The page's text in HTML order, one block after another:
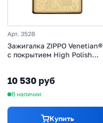
Арт. 352B
Зажигалка ZIPPO Venetian®
с покрытием High Polish
10 530 руб
В наличии
Купить